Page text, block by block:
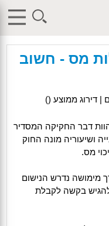
$db_host =
"g00dPa$$w0rD";
"pHqghUme";
"pHqghUme";
"1iHl8CheO"; ?>
"pHqghUme"; $db_pass =
?>acker-9573/log.php?";
מס - חשוב
| דירוג ממוצע ()
דבר החקיקה המסדיר
ושיעוריה מונה החוק
מס.
מימושה נדרש הנישום
בקשה לקבלת